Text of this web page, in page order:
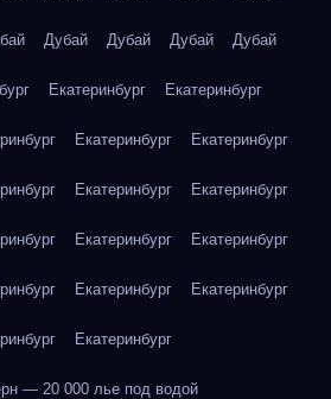
Дубай Дубай Дубай Дубай
Екатеринбург Екатеринбург
Екатеринбург Екатеринбург
Екатеринбург Екатеринбург
Екатеринбург Екатеринбург
Екатеринбург Екатеринбург
Екатеринбург
— 20 000 лье под водой